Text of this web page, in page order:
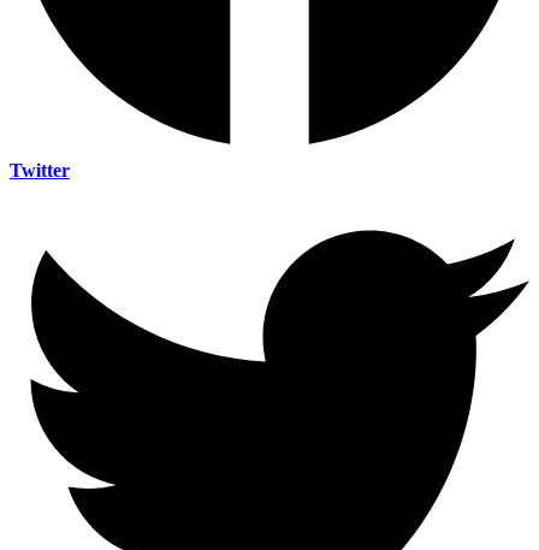
Twitter